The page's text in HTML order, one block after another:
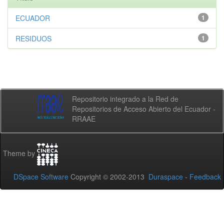
1
ECUADOR
1
RESIDUOS
Repositorio integrado a la Red de
Repositorios de Acceso Abierto del Ecuador -
RRAAE
Theme by
DSpace Software Copyright © 2002-2013 Duraspace - Feedback